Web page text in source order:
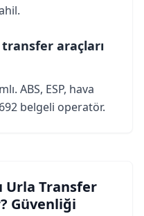
araçları
ABS, ESP, hava
belgeli operatör.
Urla Transfer
Güvenliği